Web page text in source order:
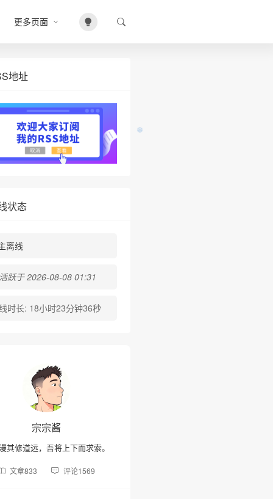
更多页面
地址
状态
离线
跃于 2026-08-08 01:31
时长: 18小时23分钟36秒
宗宗酱
其修道远，吾将上下而求索。
文章833 评论1569